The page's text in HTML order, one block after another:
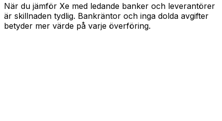
När du jämför Xe med ledande banker och leverantörer
är skillnaden tydlig. Bankräntor och inga dolda avgifter
betyder mer värde på varje överföring.